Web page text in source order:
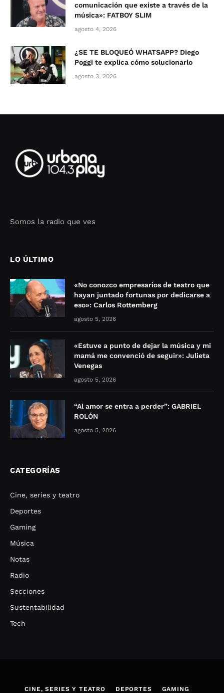
comunicación que existe a través de la
música»: FATBOY SLIM
agosto 4, 2026
¿SE TE BLOQUEÓ WHATSAPP? Diego
Poggi te explica cómo solucionarlo
agosto 3, 2026
Somos la radio que ves
LO ÚLTIMO
«No conozco empresarios de teatro que
hayan juntado fortunas por dedicarse a
eso»: Carlos Rottemberg
agosto 5, 2026
«Estuve a punto de dejar la música y mi
mamá me convenció de seguir»: Julieta
Venegas
agosto 5, 2026
“Al amor se entra a perder”: GABRIEL
ROLÓN
agosto 5, 2026
CATEGORÍAS
Cine, series y teatro
Deportes
Gaming
Música
Notas
Radio
Secciones
Sustentabilidad
Tech
CINE, SERIES Y TEATRO DEPORTES GAMING